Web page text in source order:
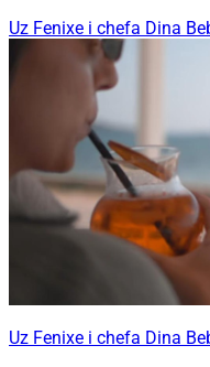
Uz Fenixe i chefa Dina
Uz Fenixe i chefa Dina